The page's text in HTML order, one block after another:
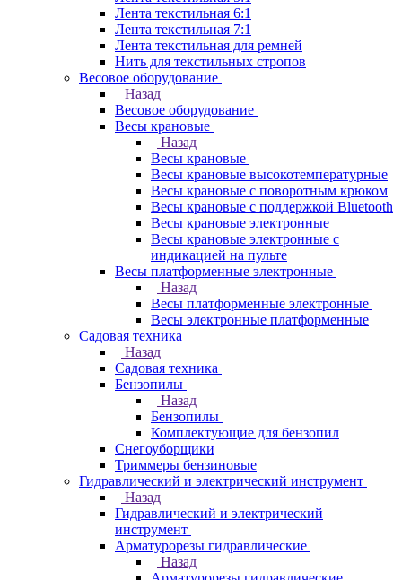
Лента текстильная 6:1
Лента текстильная 7:1
Лента текстильная для ремней
Нить для текстильных стропов
Весовое оборудование
Назад
Весовое оборудование
Весы крановые
Назад
Весы крановые
Весы крановые высокотемпературные
Весы крановые с поворотным крюком
Весы крановые с поддержкой Bluetooth
Весы крановые электронные
Весы крановые электронные с
индикацией на пульте
Весы платформенные электронные
Назад
Весы платформенные электронные
Весы электронные платформенные
Садовая техника
Назад
Садовая техника
Бензопилы
Назад
Бензопилы
Комплектующие для бензопил
Снегоуборщики
Триммеры бензиновые
Гидравлический и электрический инструмент
Назад
Гидравлический и электрический
инструмент
Арматурорезы гидравлические
Назад